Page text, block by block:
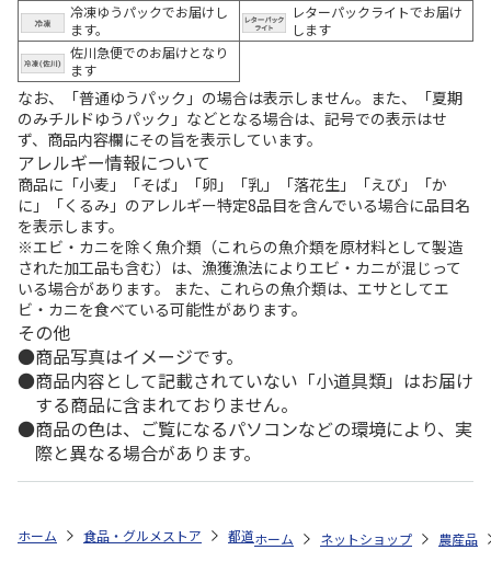
冷凍ゆうパックでお届けし
ます。
レターパックライトでお届け
します
佐川急便でのお届けとなり
ます
なお、「普通ゆうパック」の場合は表示しません。また、「夏期
のみチルドゆうパック」などとなる場合は、記号での表示はせ
ず、商品内容欄にその旨を表示しています。
アレルギー情報について
商品に「小麦」「そば」「卵」「乳」「落花生」「えび」「か
に」「くるみ」のアレルギー特定8品目を含んでいる場合に品目名
を表示します。
※エビ・カニを除く魚介類（これらの魚介類を原材料として製造
された加工品も含む）は、漁獲漁法によりエビ・カニが混じって
いる場合があります。 また、これらの魚介類は、エサとしてエ
ビ・カニを食べている可能性があります。
その他
商品写真はイメージです。
商品内容として記載されていない「小道具類」はお届け
する商品に含まれておりません。
商品の色は、ご覧になるパソコンなどの環境により、実
際と異なる場合があります。
ホーム 食品・グルメストア 都道府県から探す 長野県 味わいの
ホーム ネットショップ 農産品